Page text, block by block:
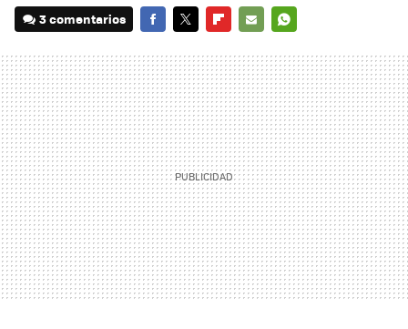
3 comentarios
MAIL